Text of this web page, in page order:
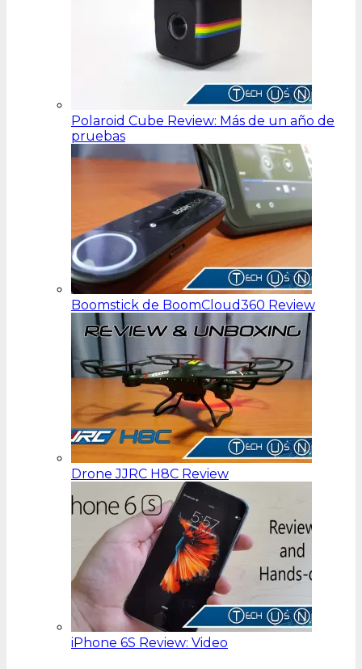
Polaroid Cube Review: Más de un año de
pruebas
Boomstick de BoomCloud360 Review
Drone JJRC H8C Review
iPhone 6S Review: Video